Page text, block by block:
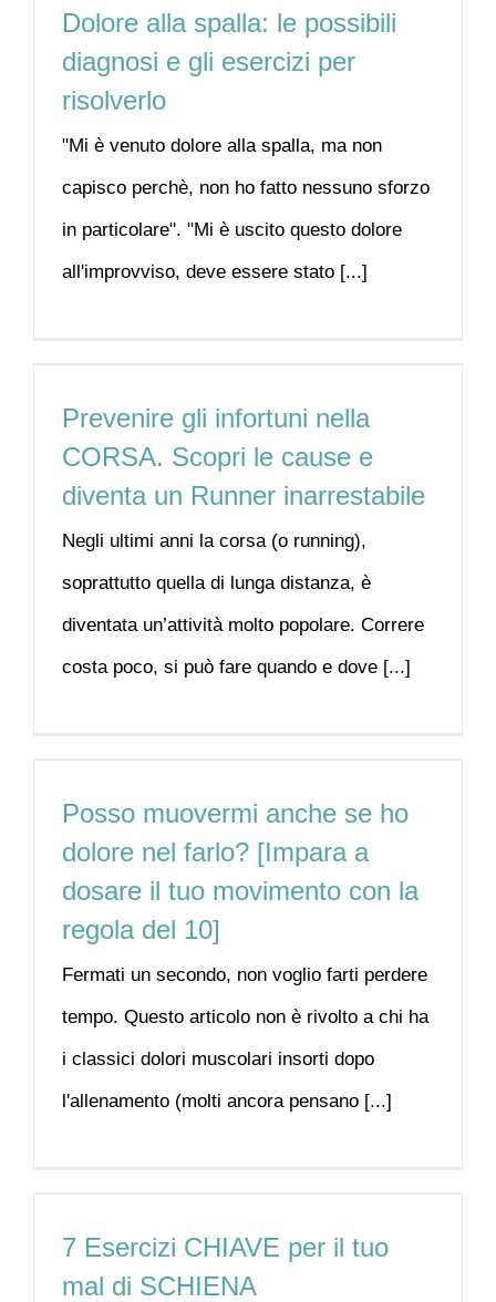
Dolore alla spalla: le possibili
diagnosi e gli esercizi per
risolverlo
"Mi è venuto dolore alla spalla, ma non
capisco perchè, non ho fatto nessuno sforzo
in particolare". "Mi è uscito questo dolore
all'improvviso, deve essere stato [...]
Prevenire gli infortuni nella
CORSA. Scopri le cause e
diventa un Runner inarrestabile
Negli ultimi anni la corsa (o running),
soprattutto quella di lunga distanza, è
diventata un’attività molto popolare. Correre
costa poco, si può fare quando e dove [...]
Posso muovermi anche se ho
dolore nel farlo? [Impara a
dosare il tuo movimento con la
regola del 10]
Fermati un secondo, non voglio farti perdere
tempo. Questo articolo non è rivolto a chi ha
i classici dolori muscolari insorti dopo
l'allenamento (molti ancora pensano [...]
7 Esercizi CHIAVE per il tuo
mal di SCHIENA